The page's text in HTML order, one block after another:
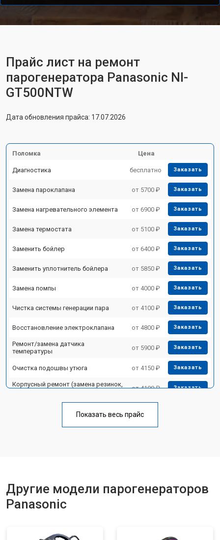
Прайс лист на ремонт
парогенератора Panasonic NI-
GT500NTW
Дата обновления прайса: 17.07.2026
Поломка Цена
Диагностика бесплатно Заказать
Замена пароклапана от 5700 ₽ Заказать
Замена нагревательного элемента от 6900 ₽ Заказать
Замена термостата от 5100 ₽ Заказать
Заменить бойлер от 6400 ₽ Заказать
Заменить уплотнитель бойлера от 5850 ₽ Заказать
Замена помпы от 4000 ₽ Заказать
Чистка системы генерации пара от 4100 ₽ Заказать
Восстановление электроклапана от 4800 ₽ Заказать
Ремонт/замена датчика
температуры
от 5900 ₽ Заказать
Очистка подошвы утюга от 4150 ₽ Заказать
Корпусный ремонт (замена резинок,
от 4100 ₽ Заказать
Замена клапана давления от 5850 ₽
Показать весь прайс
Другие модели парогенераторов
Panasonic